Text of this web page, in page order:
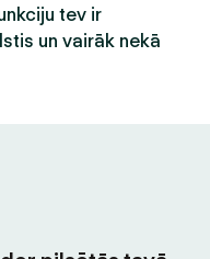
tev ir
un vairāk nekā